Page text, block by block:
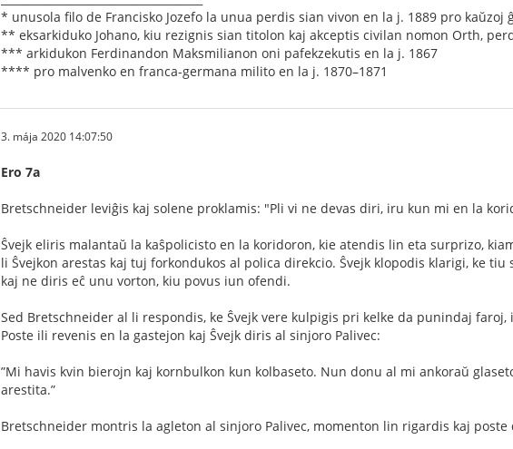
* unusola ﬁlo de Francisko Jozefo la unua perdis sian vivon en la j. 1889 pro kaŭzoj
** eksarkiduko Johano, kiu rezignis sian titolon kaj akceptis civilan nomon Orth,
*** arkidukon Ferdinandon Maksmilianon oni pafekzekutis en la j. 1867
**** pro malvenko en franca-germana milito en la j. 1870–1871
3. mája 2020 14:07:50
Ero 7a
Bretschneider leviĝis kaj solene proklamis: "Pli vi ne devas diri, iru kun mi en la
Ŝvejk eliris malantaŭ la kaŝpolicisto en la koridoron, kie atendis lin eta surprizo,
li Ŝvejkon arestas kaj tuj forkondukos al polica direkcio. Ŝvejk klopodis klarigi, ke
kaj ne diris eĉ unu vorton, kiu povus iun ofendi.
Sed Bretschneider al li respondis, ke Ŝvejk vere kulpigis pri kelke da punindaj
Poste ili revenis en la gastejon kaj Ŝvejk diris al sinjoro Palivec:
”Mi havis kvin bierojn kaj kornbulkon kun kolbaseto. Nun donu al mi ankoraŭ
arestita.”
Bretschneider montris la agleton al sinjoro Palivec, momenton lin rigardis kaj poste